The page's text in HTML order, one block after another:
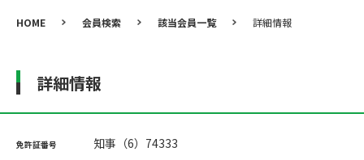
HOME 会員検索 該当会員一覧 詳細情報
詳細情報
免許証番号 知事（6）74333